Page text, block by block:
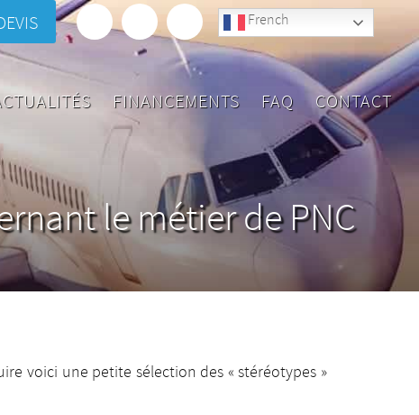
FINANCEMENTS FAQ CONTACT
le métier de PNC
voici une petite sélection des « stéréotypes »
French